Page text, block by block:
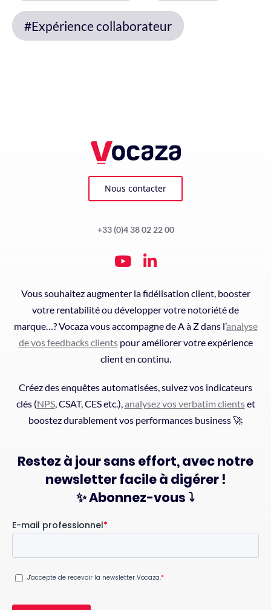
#Expérience collaborateur
Nous contacter
+33 (0)4 38 02 22 00
Vous souhaitez augmenter la fidélisation client, booster
votre rentabilité ou développer votre notoriété de
marque…? Vocaza vous accompagne de A à Z dans l’analyse
de vos feedbacks clientspour améliorer votre expérience
client en continu.
Créez des enquêtes automatisées, suivez vos indicateurs
clés (NPS, CSAT, CES etc.),analysez vos verbatim clientset
boostez durablement vos performances business 🚀
Restez à jour sans effort, avec notre
newsletter facile à digérer !
✨ Abonnez-vous ⤵️